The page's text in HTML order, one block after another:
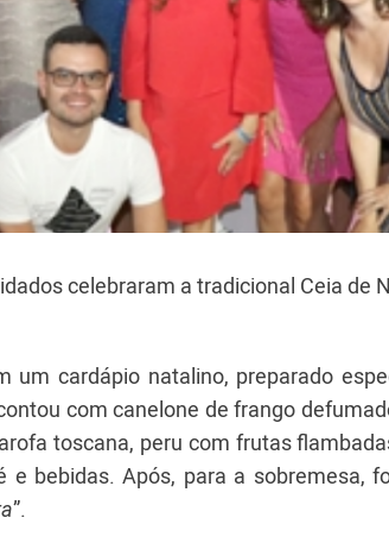
celebraram a tradicional Ceia de
um cardápio natalino, preparado
com canelone de frango
toscana, peru com frutas
bebidas. Após, para a sobremesa,
”.